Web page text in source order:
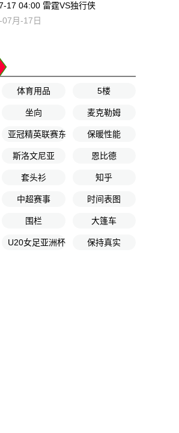
17 04:00 雷霆VS独行侠
月-17日
体育用品 5楼
坐向 麦克勒姆
亚冠精英联赛东亚区第8轮保暖性能
斯洛文尼亚 恩比德
套头衫 知乎
中超赛事 时间表图
围栏 大篷车
U20女足亚洲杯小组赛第2轮
保持真实